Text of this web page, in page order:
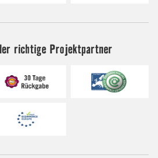
richtige Projektpartner